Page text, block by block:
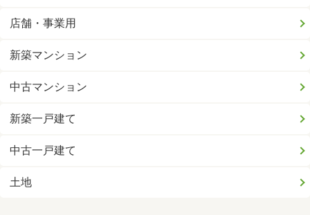
店舗・事業用
新築マンション
中古マンション
新築一戸建て
中古一戸建て
土地